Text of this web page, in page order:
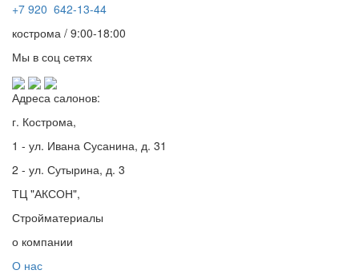
+7 920 642-13-44
кострома / 9:00-18:00
Мы в соц сетях
Адреса салонов:
г. Кострома,
1 - ул. Ивана Сусанина, д. 31
2 - ул. Сутырина, д. 3
ТЦ "АКСОН",
Стройматериалы
о компании
О нас